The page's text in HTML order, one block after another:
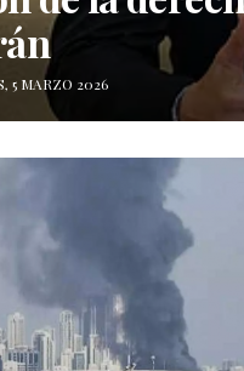
5 MARZO 2026